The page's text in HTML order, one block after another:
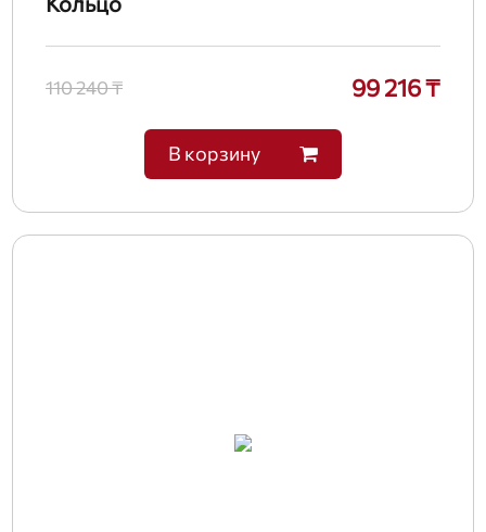
110 240 ₸ 99 216 ₸
В корзину